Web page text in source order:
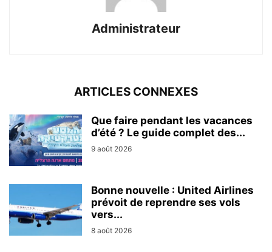
Administrateur
ARTICLES CONNEXES
Que faire pendant les vacances
d’été ? Le guide complet des...
9 août 2026
Bonne nouvelle : United Airlines
prévoit de reprendre ses vols
vers...
8 août 2026